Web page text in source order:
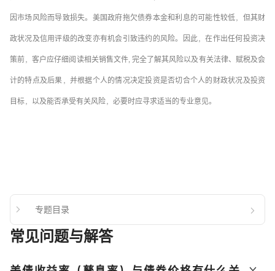
因市场风险而导致损失。美国政府拖欠债券本金和利息的可能性较低，但其财
政状况及信用评级的改变亦有机会引致违约的风险。因此，在作出任何投资决
策前，客户应仔细阅读相关销售文件, 完全了解其风险以及有关法律、赋税及会
计的特点及后果，并根据个人的情况决定投资是否切合个人的财政状况及投资
目标，以及能否承受有关风险，必要时应寻求适当的专业意见。
专题目录
常见问题与解答